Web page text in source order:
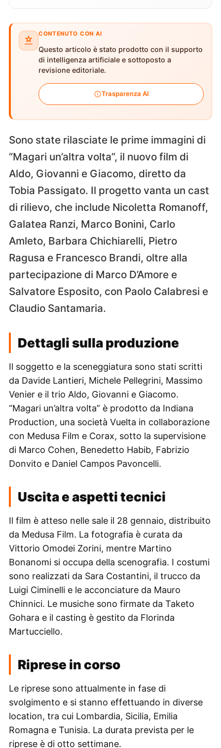
CONTENUTO CON AI
Questo articolo è stato prodotto con il supporto
di intelligenza artificiale e sottoposto a
revisione editoriale.
Trasparenza AI
Sono state rilasciate le prime immagini di
“Magari un’altra volta”, il nuovo film di
Aldo, Giovanni e Giacomo, diretto da
Tobia Passigato. Il progetto vanta un cast
di rilievo, che include Nicoletta Romanoff,
Galatea Ranzi, Marco Bonini, Carlo
Amleto, Barbara Chichiarelli, Pietro
Ragusa e Francesco Brandi, oltre alla
partecipazione di Marco D’Amore e
Salvatore Esposito, con Paolo Calabresi e
Claudio Santamaria.
Dettagli sulla produzione
Il soggetto e la sceneggiatura sono stati scritti
da Davide Lantieri, Michele Pellegrini, Massimo
Venier e il trio Aldo, Giovanni e Giacomo.
“Magari un’altra volta” è prodotto da Indiana
Production, una società Vuelta in collaborazione
con Medusa Film e Corax, sotto la supervisione
di Marco Cohen, Benedetto Habib, Fabrizio
Donvito e Daniel Campos Pavoncelli.
Uscita e aspetti tecnici
Il film è atteso nelle sale il 28 gennaio, distribuito
da Medusa Film. La fotografia è curata da
Vittorio Omodei Zorini, mentre Martino
Bonanomi si occupa della scenografia. I costumi
sono realizzati da Sara Costantini, il trucco da
Luigi Ciminelli e le acconciature da Mauro
Chinnici. Le musiche sono firmate da Taketo
Gohara e il casting è gestito da Florinda
Martucciello.
Riprese in corso
Le riprese sono attualmente in fase di
svolgimento e si stanno effettuando in diverse
location, tra cui Lombardia, Sicilia, Emilia
Romagna e Tunisia. La durata prevista per le
riprese è di otto settimane.